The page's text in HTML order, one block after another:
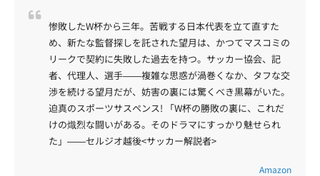
惨敗したW杯から三年。苦戦する日本代表を立て直すた
め、新たな監督探しを託された望月は、かつてマスコミの
リークで契約に失敗した過去を持つ。サッカー協会、記
者、代理人、選手――複雑な思惑が渦巻くなか、タフな交
渉を続ける望月だが、妨害の裏には驚くべき黒幕がいた。
迫真のスポーツサスペンス! 「W杯の勝敗の裏に、これだ
けの熾烈な闘いがある。そのドラマにすっかり魅せられ
た」――セルジオ越後<サッカー解説者>
Amazon